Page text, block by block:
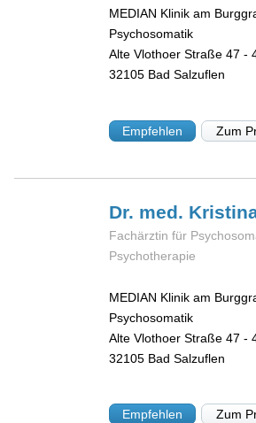
MEDIAN Klinik am
Psychosomatik
Alte Vlothoer Straße 47 -
32105 Bad Salzuflen
Empfehlen Zum
Dr. med.
Fachärztin für
Psychotherapie
MEDIAN Klinik am
Psychosomatik
Alte Vlothoer Straße 47 -
32105 Bad Salzuflen
Empfehlen Zum